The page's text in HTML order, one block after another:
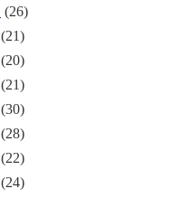
(26)
(21)
(20)
(21)
(30)
(28)
(22)
(24)